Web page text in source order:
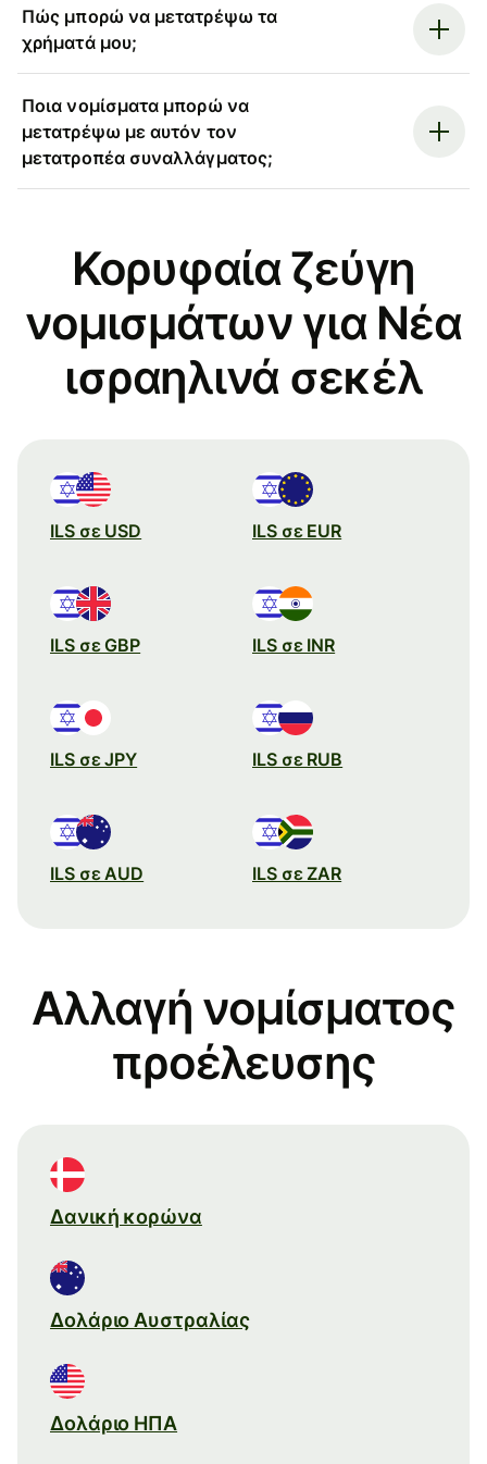
Πώς μπορώ να μετατρέψω τα
χρήματά μου;
Ποια νομίσματα μπορώ να
μετατρέψω με αυτόν τον
μετατροπέα συναλλάγματος;
Κορυφαία ζεύγη
νομισμάτων για Νέα
ισραηλινά σεκέλ
ILS σε USD ILS σε EUR
ILS σε GBP ILS σε INR
ILS σε JPY ILS σε RUB
ILS σε AUD ILS σε ZAR
Αλλαγή νομίσματος
προέλευσης
Δανική κορώνα
Δολάριο Αυστραλίας
Δολάριο ΗΠΑ